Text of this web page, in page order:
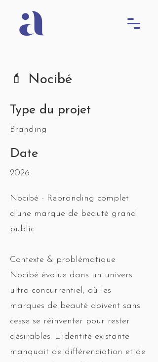
💄 Nocibé
Type du projet
Branding
Date
2026
Nocibé - Rebranding complet
d’une marque de beauté grand
public
Contexte & problématique
Nocibé évolue dans un univers
ultra-concurrentiel, où les
marques de beauté doivent sans
cesse se réinventer pour rester
désirables. L’identité existante
manquait de différenciation et de